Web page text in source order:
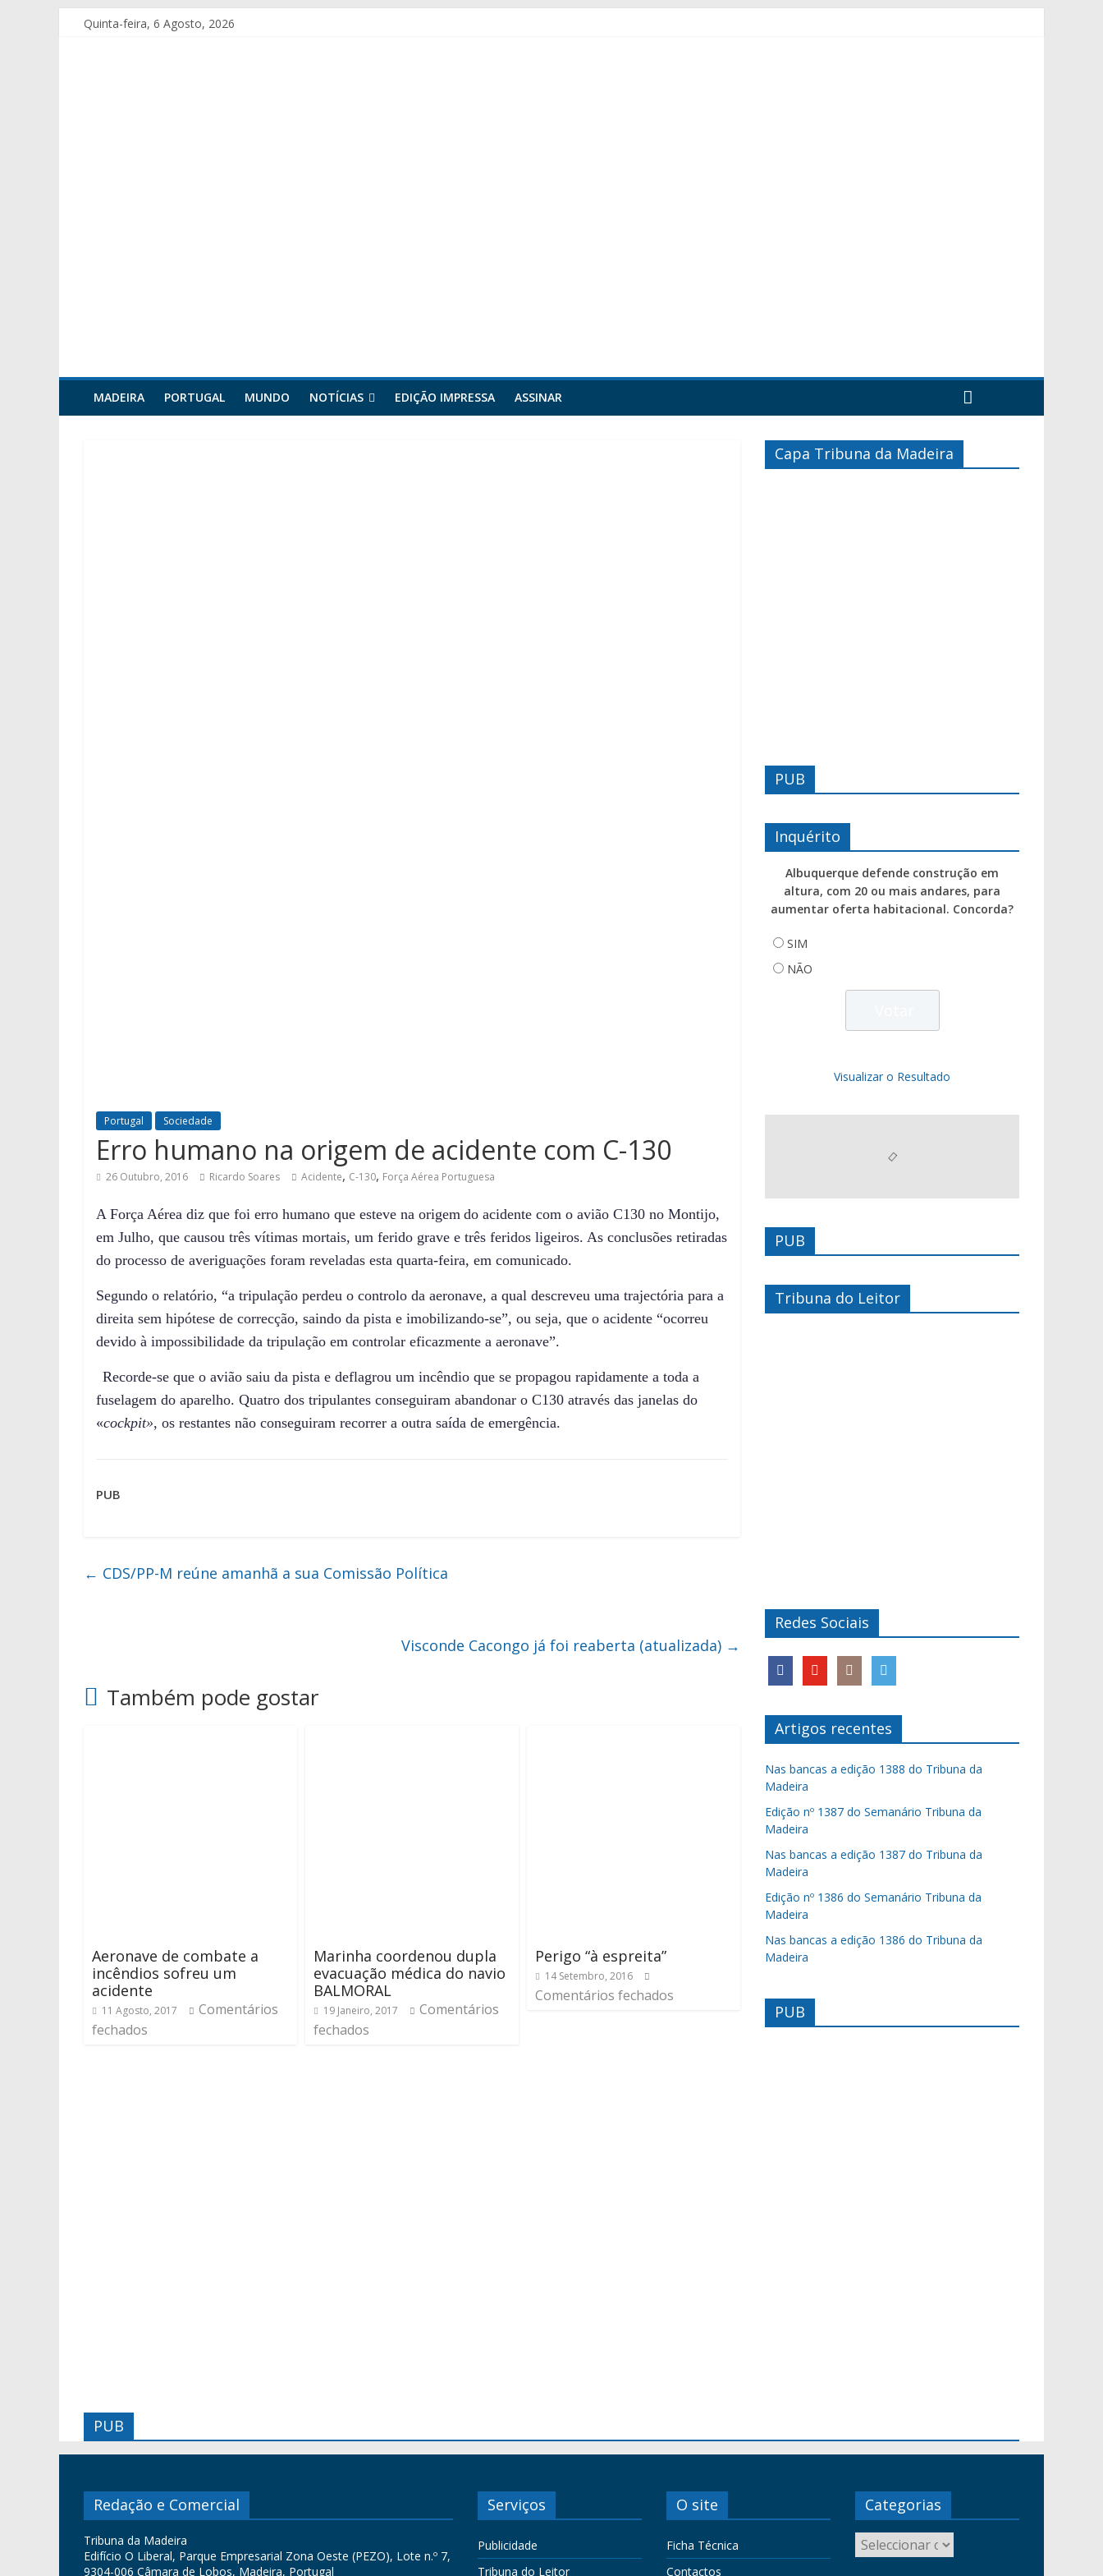
Quinta-feira, 6 Agosto, 2026
MADEIRA PORTUGAL MUNDO NOTÍCIAS EDIÇÃO IMPRESSA ASSINAR
Portugal Sociedade
Erro humano na origem de acidente com C-130
26 Outubro, 2016 Ricardo Soares Acidente, C-130, Força Aérea Portuguesa
A Força Aérea diz que foi erro humano que esteve na origem do acidente com o avião C130 no Montijo,
em Julho, que causou três vítimas mortais, um ferido grave e três feridos ligeiros. As conclusões retiradas
do processo de averiguações foram reveladas esta quarta-feira, em comunicado.
Segundo o relatório, “a tripulação perdeu o controlo da aeronave, a qual descreveu uma trajectória para a
direita sem hipótese de correcção, saindo da pista e imobilizando-se”, ou seja, que o acidente “ocorreu
devido à impossibilidade da tripulação em controlar eficazmente a aeronave”.
Recorde-se que o avião saiu da pista e deflagrou um incêndio que se propagou rapidamente a toda a
fuselagem do aparelho. Quatro dos tripulantes conseguiram abandonar o C130 através das janelas do
«cockpit», os restantes não conseguiram recorrer a outra saída de emergência.
PUB
← CDS/PP-M reúne amanhã a sua Comissão Política
Visconde Cacongo já foi reaberta (atualizada) →
Também pode gostar
Aeronave de combate a
incêndios sofreu um
acidente
11 Agosto, 2017
Comentários
fechados
Marinha coordenou dupla
evacuação médica do navio
BALMORAL
19 Janeiro, 2017
Comentários
fechados
Perigo “à espreita”
14 Setembro, 2016
Comentários fechados
Capa Tribuna da Madeira
PUB
Inquérito
Albuquerque defende construção em
altura, com 20 ou mais andares, para
aumentar oferta habitacional. Concorda?
SIM
NÃO
Visualizar o Resultado
PUB
Tribuna do Leitor
Redes Sociais
Artigos recentes
Nas bancas a edição 1388 do Tribuna da
Madeira
Edição nº 1387 do Semanário Tribuna da
Madeira
Nas bancas a edição 1387 do Tribuna da
Madeira
Edição nº 1386 do Semanário Tribuna da
Madeira
Nas bancas a edição 1386 do Tribuna da
Madeira
PUB
PUB
Redação e Comercial
Tribuna da Madeira
Edifício O Liberal, Parque Empresarial Zona Oeste (PEZO), Lote n.º 7,
9304-006 Câmara de Lobos, Madeira, Portugal
Serviços
Publicidade
Tribuna do Leitor
O site
Ficha Técnica
Contactos
Categorias